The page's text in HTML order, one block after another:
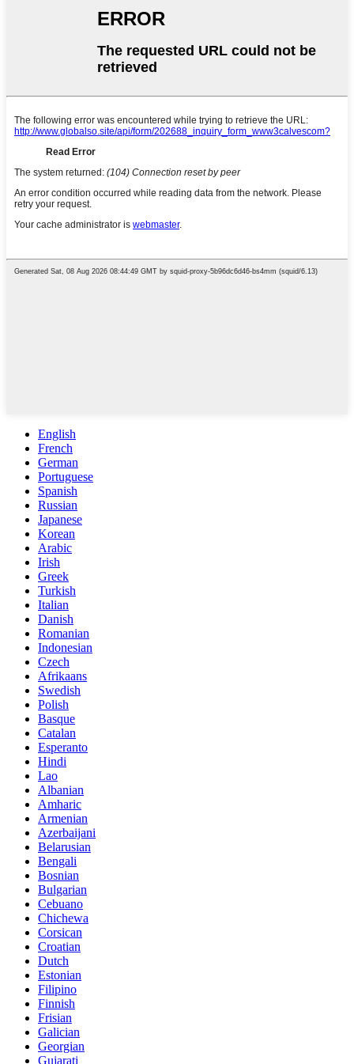
English
French
German
Portuguese
Spanish
Russian
Japanese
Korean
Arabic
Irish
Greek
Turkish
Italian
Danish
Romanian
Indonesian
Czech
Afrikaans
Swedish
Polish
Basque
Catalan
Esperanto
Hindi
Lao
Albanian
Amharic
Armenian
Azerbaijani
Belarusian
Bengali
Bosnian
Bulgarian
Cebuano
Chichewa
Corsican
Croatian
Dutch
Estonian
Filipino
Finnish
Frisian
Galician
Georgian
Gujarati